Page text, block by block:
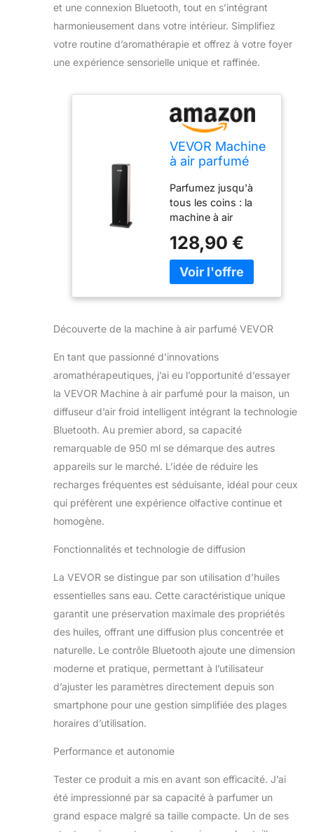
et une connexion Bluetooth, tout en s’intégrant
harmonieusement dans votre intérieur. Simplifiez
votre routine d’aromathérapie et offrez à votre foyer
une expérience sensorielle unique et raffinée.
VEVOR Machine
à air parfumé
diffuseur d'air
froid intelligent
Bluetooth 950
ml, diffuseur
d'air parfumé
d'huiles
essentielles
sans eau,
d'aromathérapie
sur pied pour
grande piè
Parfumez jusqu'à
tous les coins : la
machine à air
de VEVOR pour la
maison, conçue
pour des espaces
de haute qualité. Un
indispensable au
salon, à l'hôtel, au
magasin, il délivre
des parfums
tendance et crée
une ambiance
aromatique,
parfumant tous les
recoins ! Pompe
turbo puissante
notre diffuseur d'air
froid peut
essentielles en
nanoparticules pour
une diffusion
efficace, diffusant le
parfum rapidement
et délicatement
dans l'air. Une faible
consommation
promet une
et un bonheur
aromatique continu.
Grande capacité de
950 ml : par rapport
128,90 €
Découverte de la machine à air parfumé VEVOR
En tant que passionné d’innovations
aromathérapeutiques, j’ai eu l’opportunité d’essayer
la VEVOR Machine à air parfumé pour la maison, un
diffuseur d’air froid intelligent intégrant la technologie
Bluetooth. Au premier abord, sa capacité
remarquable de 950 ml se démarque des autres
appareils sur le marché. L’idée de réduire les
recharges fréquentes est séduisante, idéal pour ceux
qui préfèrent une expérience olfactive continue et
homogène.
Fonctionnalités et technologie de diffusion
La VEVOR se distingue par son utilisation d’huiles
essentielles sans eau. Cette caractéristique unique
garantit une préservation maximale des propriétés
des huiles, offrant une diffusion plus concentrée et
naturelle. Le contrôle Bluetooth ajoute une dimension
moderne et pratique, permettant à l’utilisateur
d’ajuster les paramètres directement depuis son
smartphone pour une gestion simplifiée des plages
horaires d’utilisation.
Performance et autonomie
Tester ce produit a mis en avant son efficacité. J’ai
été impressionné par sa capacité à parfumer un
grand espace malgré sa taille compacte. Un de ses